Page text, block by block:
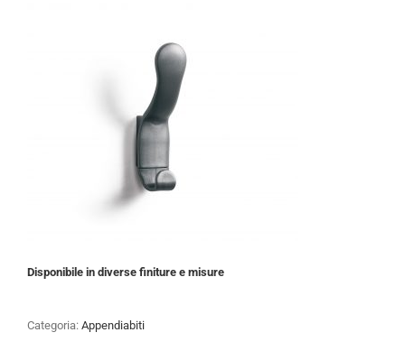
Disponibile in diverse finiture e misure
Categoria: Appendiabiti